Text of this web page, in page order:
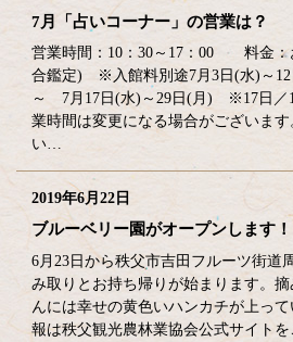
7月「占いコーナー」の営業は？
営業時間：10：30～17：00 料金：
合鑑定) ※入館料別途7月3日(水)～
～ 7月17日(水)～29日(月) ※17日／
業時間は変更になる場合がございま
い…
2019年6月22日
ブルーベリー園がオープンします！
6月23日から秩父市吉田フルーツ街道
み取りとお持ち帰りが始まります。
んには幸せの黄色いハンカチが上っ
報は秩父観光農林業協会公式サイト